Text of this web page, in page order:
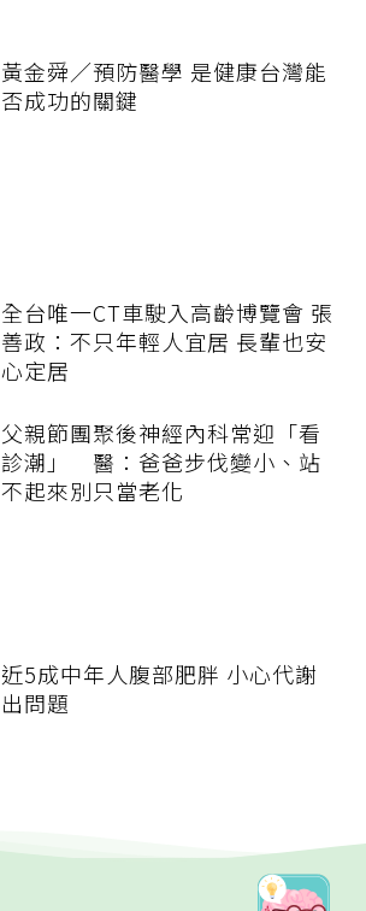
黃金舜／預防醫學 是健康台灣能
否成功的關鍵
全台唯一CT車駛入高齡博覽會 張
善政：不只年輕人宜居 長輩也安
心定居
父親節團聚後神經內科常迎「看
診潮」 醫：爸爸步伐變小、站
不起來別只當老化
近5成中年人腹部肥胖 小心代謝
出問題